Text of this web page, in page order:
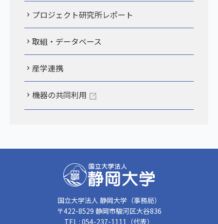
プロジェクト研究所レポート
取組・データベース
産学連携
機器の共同利用
国立大学法人 静岡大学（事務局）
〒422-8529 静岡市駿河区大谷836
TEL : 054-237-1111（代表）